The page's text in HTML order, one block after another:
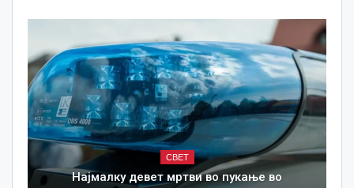
СВЕТ
Најмалку девет мртви во пукање во